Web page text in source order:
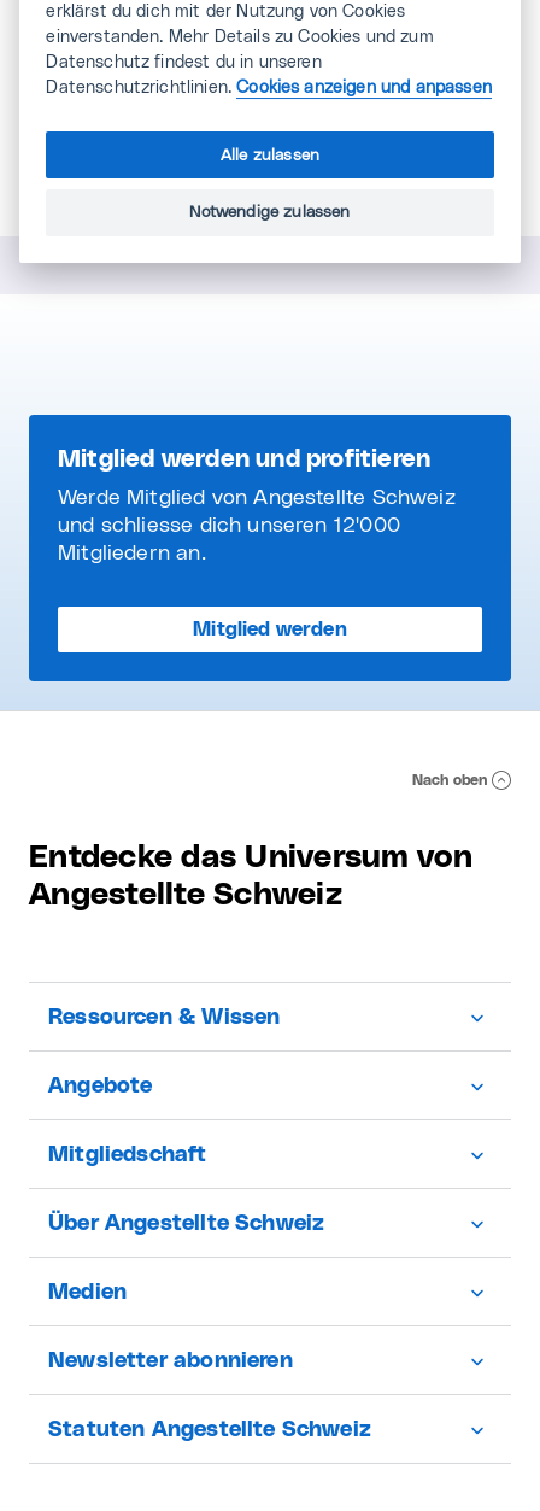
Tanja Tanneberger
E-Mail schreiben
Mitglied werden und profitieren
Werde Mitglied von Angestellte Schweiz
und schliesse dich unseren 12'000
Mitgliedern an.
Mitglied werden
Nach oben
Entdecke das Universum von
Angestellte Schweiz
Ressourcen & Wissen
Angebote
Mitgliedschaft
Über Angestellte Schweiz
Medien
Newsletter abonnieren
Statuten Angestellte Schweiz
erklärst du dich mit der Nutzung von Cookies
einverstanden. Mehr Details zu Cookies und zum
Datenschutz findest du in unseren
Datenschutzrichtlinien.Cookies anzeigen und anpassen
Alle zulassen
Notwendige zulassen